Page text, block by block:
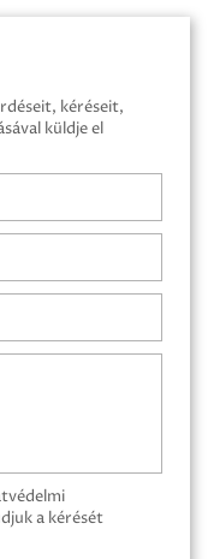
kéréseit,
küldje el
a kérését